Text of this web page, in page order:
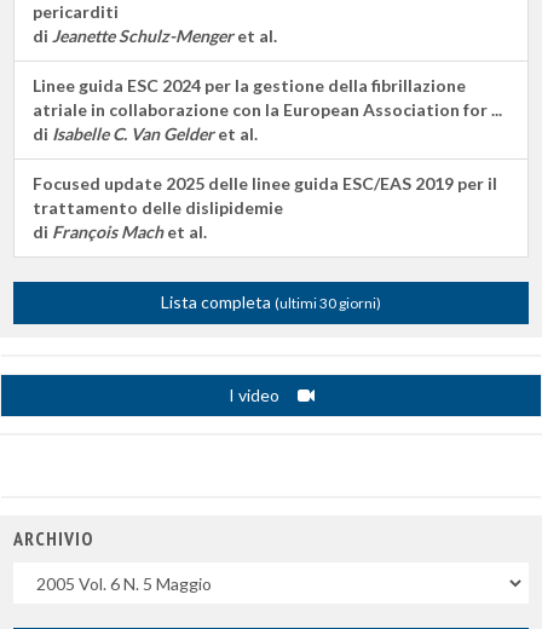
pericarditi
di Jeanette Schulz-Mengeret al.
Linee guida ESC 2024 per la gestione della fibrillazione
atriale in collaborazione con la European Association for ...
di Isabelle C. Van Gelderet al.
Focused update 2025 delle linee guida ESC/EAS 2019 per il
trattamento delle dislipidemie
di François Machet al.
Lista completa (ultimi 30 giorni)
I video
ARCHIVIO